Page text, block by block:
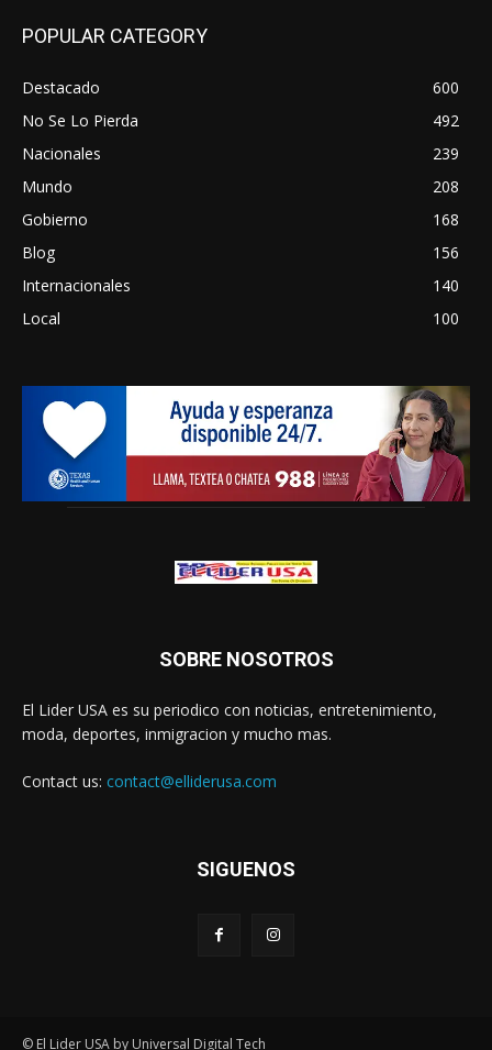
POPULAR CATEGORY
Destacado
600
No Se Lo Pierda
492
Nacionales
239
Mundo
208
Gobierno
168
Blog
156
Internacionales
140
Local
100
SOBRE NOSOTROS
El Lider USA es su periodico con noticias, entretenimiento,
moda, deportes, inmigracion y mucho mas.
Contact us: contact@elliderusa.com
SIGUENOS
© El Lider USA by Universal Digital Tech